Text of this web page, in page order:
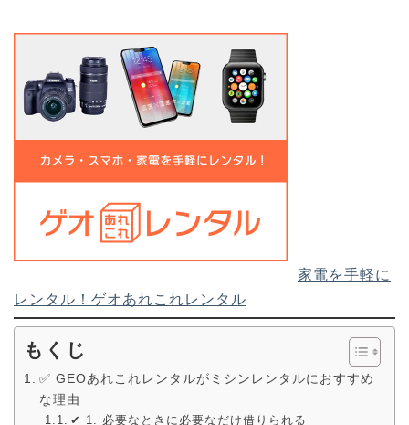
家電を手軽に
レンタル！ゲオあれこれレンタル
もくじ
✅ GEOあれこれレンタルがミシンレンタルにおすすめ
な理由
✔ 1. 必要なときに必要なだけ借りられる